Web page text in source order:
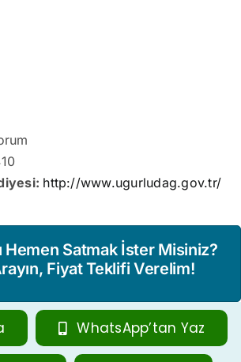
http://www.ugurludag.gov.tr/
Hemen Satmak İster Misiniz?
Fiyat Teklifi Verelim!
WhatsApp’tan Yaz